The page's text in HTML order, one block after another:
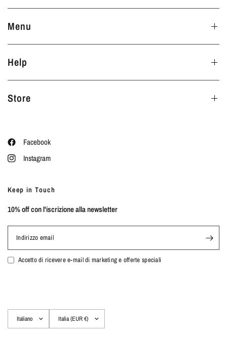
Menu
Help
Store
Facebook
Instagram
Keep in Touch
10% off con l'iscrizione alla newsletter
Indirizzo email
Accetto di ricevere e-mail di marketing e offerte speciali
paese/area
paese/area